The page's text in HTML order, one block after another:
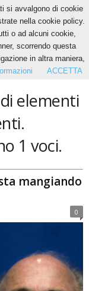
elementi
1 voci.
mangiando
0
si avvalgono di cookie
nella cookie policy.
o ad alcuni cookie,
scorrendo questa
in altra maniera,
ACCETTA